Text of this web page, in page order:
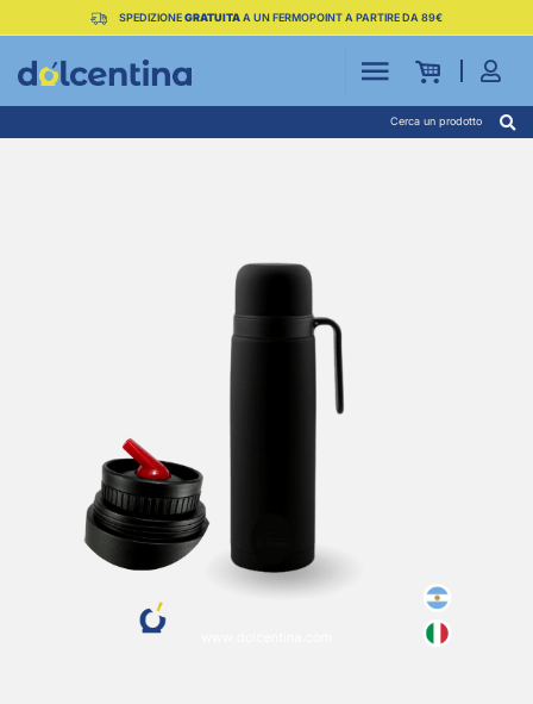
SPEDIZIONEGRATUITAA UN FERMOPOINT A PARTIRE DA 89€
Cerca un prodotto